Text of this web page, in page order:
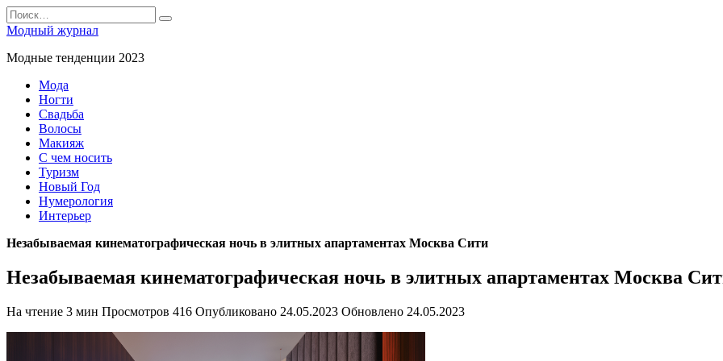
Перейти
к
содержанию
Search
for:
Модный журнал
Модные тенденции 2023
Мода
Ногти
Свадьба
Волосы
Макияж
С чем носить
Туризм
Новый Год
Нумерология
Интерьер
Незабываемая кинематографическая ночь в элитных апартаментах Москва Сити
Незабываемая кинематографическая ночь в элитных апартаментах Москва
На чтение 3 мин Просмотров 416 Опубликовано 24.05.2023 Обновлено 24.05.2023